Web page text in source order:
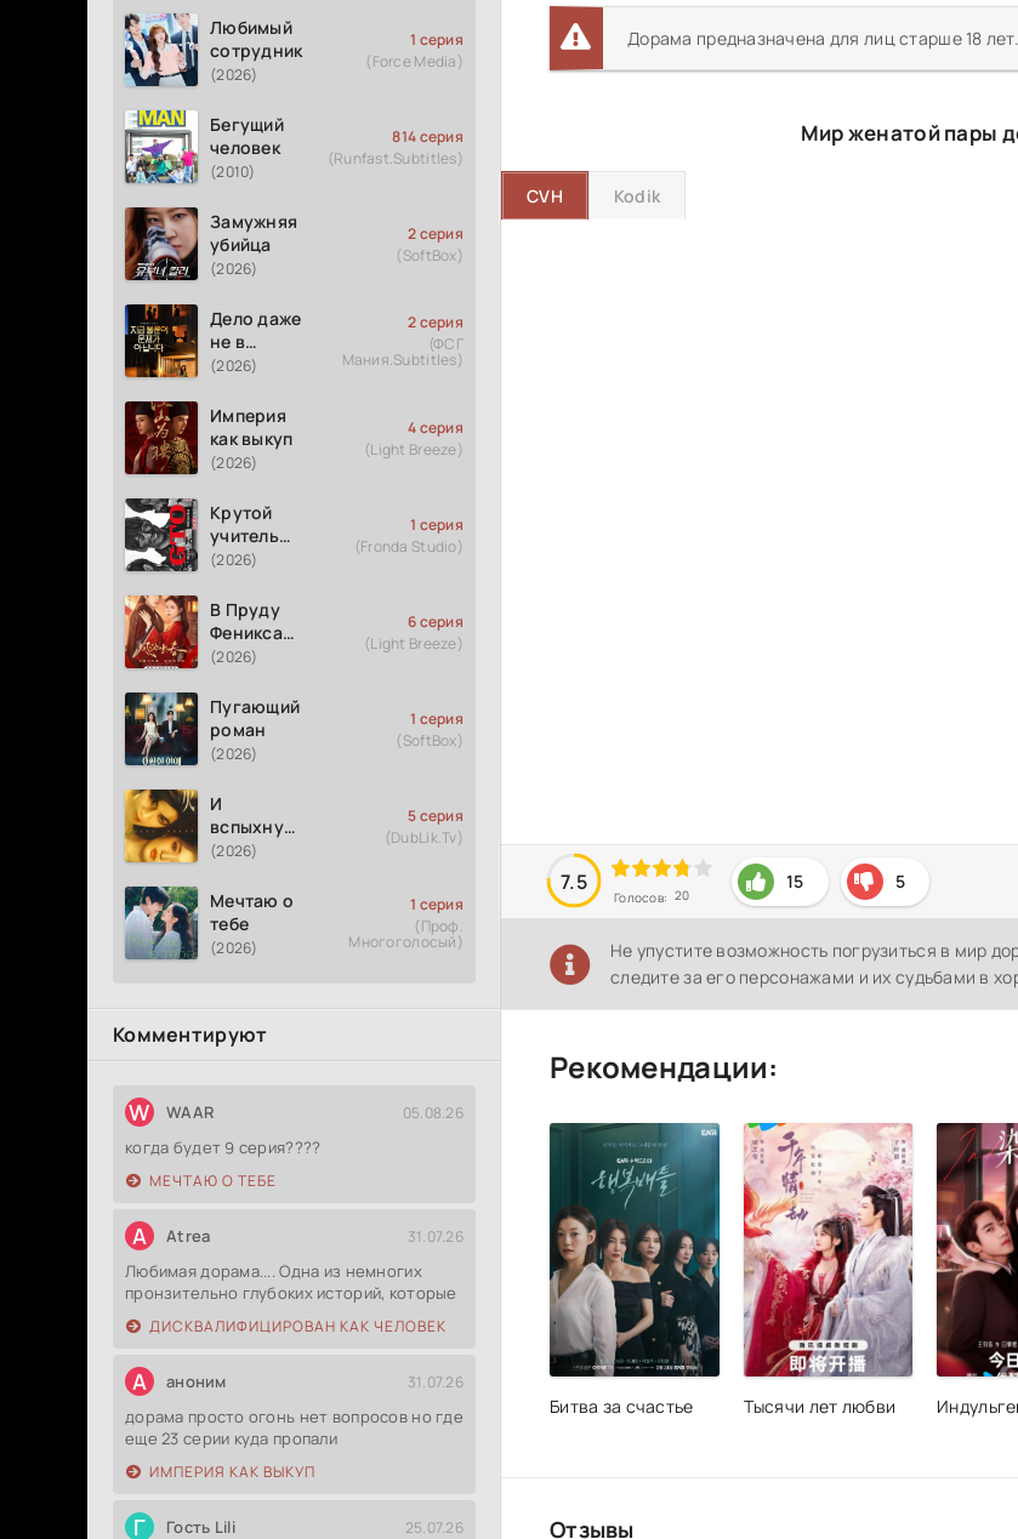
Любимый
сотрудник
(2026)
1 серия
(Force Media)
Бегущий
человек
(2010)
814 серия
(Runfast.Subtitles)
Замужняя
убийца
(2026)
2 серия
(SoftBox)
Дело даже
не в
измене
(2026)
2 серия
(ФСГ
Мания.Subtitles)
Империя
как выкуп
(2026)
4 серия
(Light Breeze)
Крутой
учитель
Онидзука
(2026)
(2026)
1 серия
(Fronda Studio)
В Пруду
Феникса
рождается
(2026)
6 серия
(Light Breeze)
Пугающий
роман
(2026)
1 серия
(SoftBox)
И
вспыхнуло
пламя
(2026)
5 серия
(DubLik.Tv)
Мечтаю о
тебе
(2026)
1 серия
(Проф.
Многоголосый)
Комментируют
W WAAR 05.08.26
когда будет 9 серия????
МЕЧТАЮ О ТЕБЕ
A Atrea 31.07.26
Любимая дорама.... Одна из немногих
пронзительно глубоких историй, которые
ДИСКВАЛИФИЦИРОВАН КАК ЧЕЛОВЕК
А аноним 31.07.26
дорама просто огонь нет вопросов но где
еще 23 серии куда пропали
ИМПЕРИЯ КАК ВЫКУП
Г Гость Lili 25.07.26
Дорама предназначена для лиц старше 18 лет.
Мир женатой пары
CVH Kodik
7.5
Голосов: 20
15 5
Не упустите возможность погрузиться в мир
следите за его персонажами и их судьбами в
Рекомендации:
Битва за счастье Тысячи лет любви
Отзывы